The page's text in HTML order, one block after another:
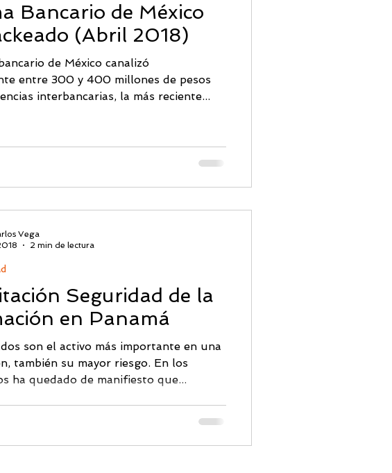
Bancario de México
(Abril 2018)
de México canalizó
entre 300 y 400 millones de pesos
interbancarias, la más reciente...
Seguridad de la
en Panamá
son el activo más importante en una
también su mayor riesgo. En los
ha quedado de manifiesto que...
Vega
2 min de lectura